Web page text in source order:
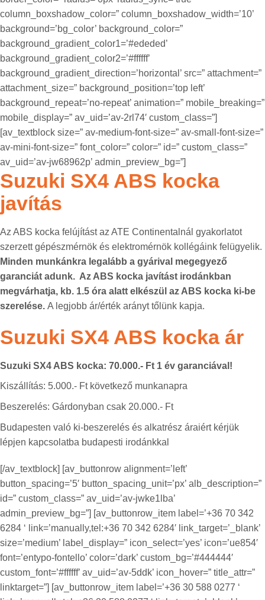
column_boxshadow_color=” column_boxshadow_width=’10’
background=’bg_color’ background_color=”
background_gradient_color1=’#ededed’
background_gradient_color2=’#ffffff’
background_gradient_direction=’horizontal’ src=” attachment=”
attachment_size=” background_position=’top left’
background_repeat=’no-repeat’ animation=” mobile_breaking=”
mobile_display=” av_uid=’av-2rl74′ custom_class=”]
[av_textblock size=” av-medium-font-size=” av-small-font-size=”
av-mini-font-size=” font_color=” color=” id=” custom_class=”
av_uid=’av-jw68962p’ admin_preview_bg=”]
Suzuki SX4 ABS kocka
javítás
Az ABS kocka felújítást az ATE Continentalnál gyakorlatot
szerzett gépészmérnök és elektromérnök kollégáink felügyelik.
Minden munkánkra legalább a gyárival megegyező
garanciát adunk. Az ABS kocka javítást irodánkban
megvárhatja, kb. 1.5 óra alatt elkészül az ABS kocka ki-be
szerelése. A legjobb ár/érték arányt tőlünk kapja.
Suzuki SX4 ABS kocka ár
Suzuki SX4 ABS kocka: 70.000.- Ft 1 év garanciával!
Kiszállítás: 5.000.- Ft következő munkanapra
Beszerelés: Gárdonyban csak 20.000.- Ft
Budapesten való ki-beszerelés és alkatrész áraiért kérjük
lépjen kapcsolatba budapesti irodánkkal
[/av_textblock] [av_buttonrow alignment=’left’
button_spacing=’5′ button_spacing_unit=’px’ alb_description=”
id=” custom_class=” av_uid=’av-jwke1lba’
admin_preview_bg=”] [av_buttonrow_item label=’+36 70 342
6284 ‘ link=’manually,tel:+36 70 342 6284′ link_target=’_blank’
size=’medium’ label_display=” icon_select=’yes’ icon=’ue854′
font=’entypo-fontello’ color=’dark’ custom_bg=’#444444′
custom_font=’#ffffff’ av_uid=’av-5ddk’ icon_hover=” title_attr=”
linktarget=”] [av_buttonrow_item label=’+36 30 588 0277 ‘